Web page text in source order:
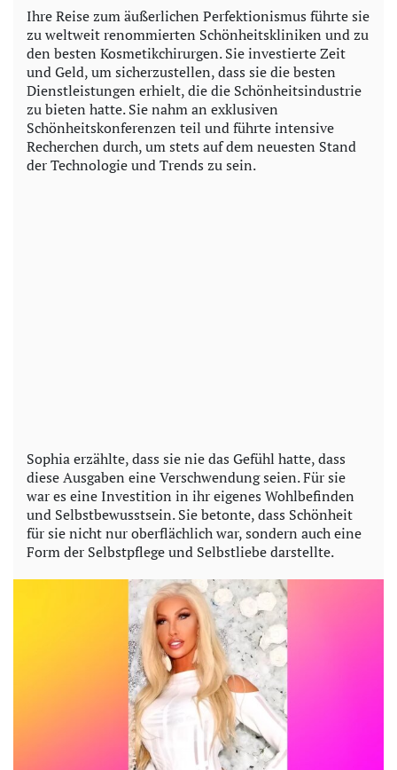
Ihre Reise zum äußerlichen Perfektionismus führte sie
zu weltweit renommierten Schönheitskliniken und zu
den besten Kosmetikchirurgen. Sie investierte Zeit
und Geld, um sicherzustellen, dass sie die besten
Dienstleistungen erhielt, die die Schönheitsindustrie
zu bieten hatte. Sie nahm an exklusiven
Schönheitskonferenzen teil und führte intensive
Recherchen durch, um stets auf dem neuesten Stand
der Technologie und Trends zu sein.
Sophia erzählte, dass sie nie das Gefühl hatte, dass
diese Ausgaben eine Verschwendung seien. Für sie
war es eine Investition in ihr eigenes Wohlbefinden
und Selbstbewusstsein. Sie betonte, dass Schönheit
für sie nicht nur oberflächlich war, sondern auch eine
Form der Selbstpflege und Selbstliebe darstellte.